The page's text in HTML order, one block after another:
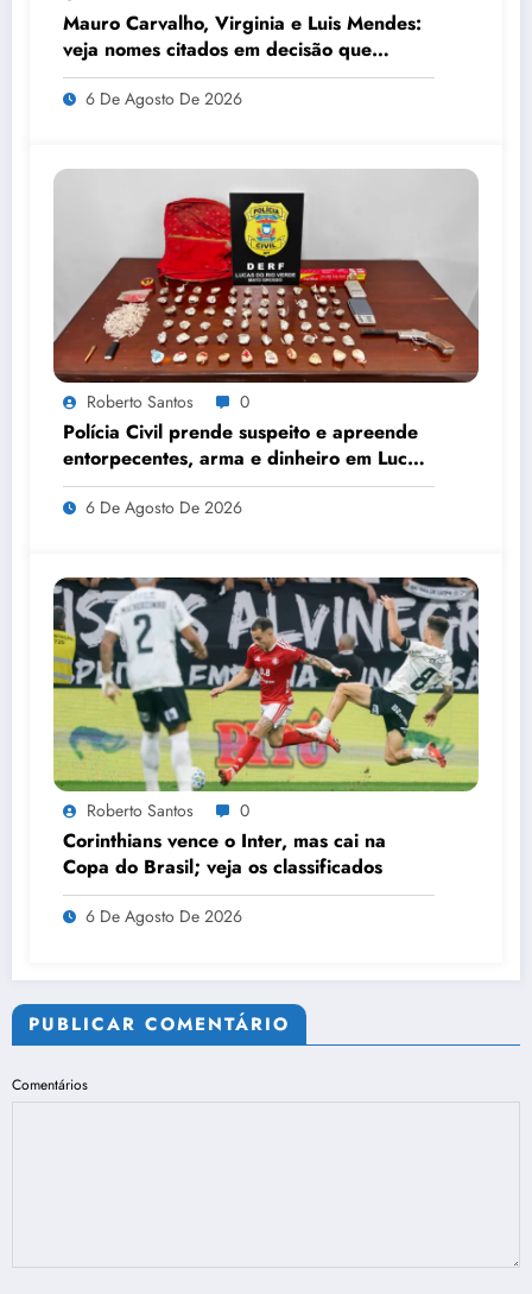
Mauro Carvalho, Virginia e Luis Mendes:
veja nomes citados em decisão que
autoriza buscas e bloqueia R$ 308
milhões
6 De Agosto De 2026
Roberto Santos 0
Polícia Civil prende suspeito e apreende
entorpecentes, arma e dinheiro em Lucas
do Rio Verde
6 De Agosto De 2026
Roberto Santos 0
Corinthians vence o Inter, mas cai na
Copa do Brasil; veja os classificados
6 De Agosto De 2026
PUBLICAR COMENTÁRIO
Comentários